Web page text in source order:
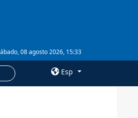
08 agosto 2026, 15:33
Esp